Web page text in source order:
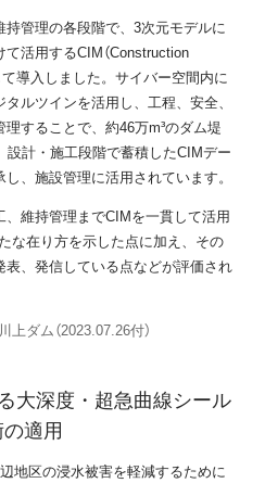
管理の各段階で、3次元モデルに
活用するCIM（Construction
導入しました。サイバー空間内に
ルツインを活用し、工程、安全、
することで、約46万m³のダム堤
計・施工段階で蓄積したCIMデー
、施設管理に活用されています。
維持管理までCIMを一貫して活用
な在り方を示した点に加え、その
、発信している点などが評価され
ダム（2023.07.26付）
大深度・超急曲線シール
適用
地区の浸水被害を軽減するために